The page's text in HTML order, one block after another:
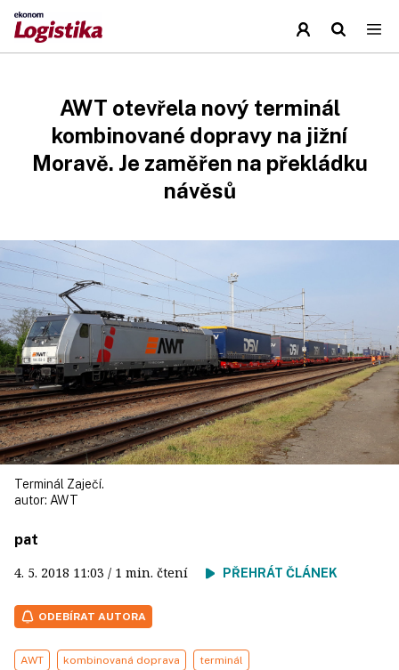
AWT otevřela nový terminál
kombinované dopravy na jižní
Moravě. Je zaměřen na překládku
návěsů
Terminál Zaječí.
autor: AWT
pat
4. 5. 2018 11:03 / 1 min. čtení PŘEHRÁT ČLÁNEK
ODEBÍRAT AUTORA
AWT kombinovaná doprava terminál